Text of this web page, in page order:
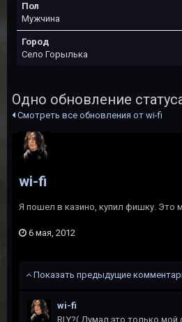
Пол
Мужчина
Город
Село Горылька
Одно обновление
Смотреть все обновления от wi-fi
wi-fi
Я пошел в казино, купил фишку. Это
6 мая, 2012
Показать предыдущие
wi-fi
RLY?( Думал это только мой